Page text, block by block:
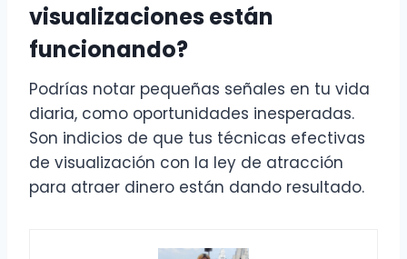
visualizaciones están
funcionando?
Podrías notar pequeñas señales en tu vida
diaria, como oportunidades inesperadas.
Son indicios de que tus técnicas efectivas
de visualización con la ley de atracción
para atraer dinero están dando resultado.